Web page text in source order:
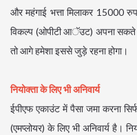
और महंगाई भत्ता मिलाकर 15000
विकल्प (ओपीटी आॅउट) अपना
तो आगे हमेशा इससे जुड़े रहना होगा।
नियोक्ता के लिए भी अनिवार्य
ईपीएफ एकाउंट में पैसा जमा करना
(एमप्लोयर) के लिए भी अनिवार्य है।